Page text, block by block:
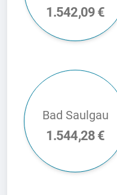
1.542,09 €
Bad Saulgau
1.544,28 €